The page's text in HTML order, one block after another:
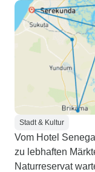
Stadt & Kultur
Vom Hotel
zu lebhaften
Naturreservat